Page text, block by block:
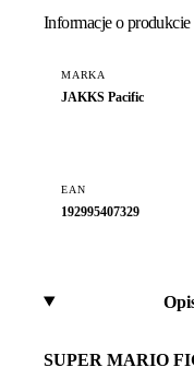
Informacje o produkcie
MARKA
JAKKS Pacific
EAN
192995407329
SUPER MARIO